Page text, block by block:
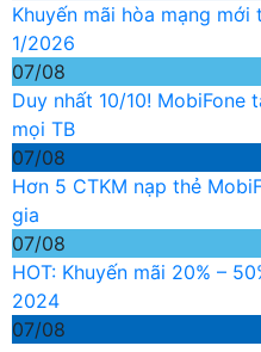
Khuyến mãi hòa mạng mới
1/2026
07/08
Duy nhất 10/10! MobiFone
mọi TB
07/08
Hơn 5 CTKM nạp thẻ
gia
07/08
HOT: Khuyến mãi 20% –
2024
07/08